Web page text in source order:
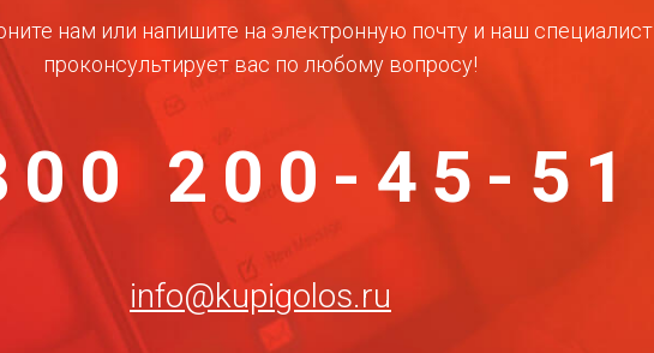
нам или напишите на электронную почту и наш специалист
проконсультирует вас по любому вопросу!
200-45-51
info@kupigolos.ru